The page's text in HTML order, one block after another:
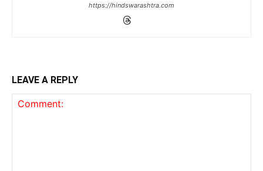
https://hindswarashtra.com
LEAVE A REPLY